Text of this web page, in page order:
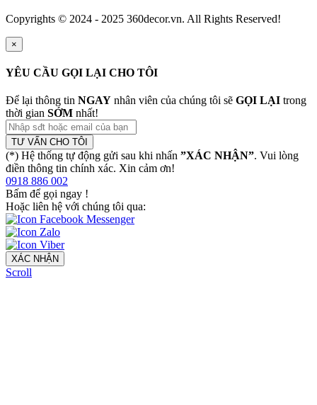
Copyrights © 2024 - 2025 360decor.vn. All Rights Reserved!
×
YÊU CẦU GỌI LẠI CHO TÔI
Để lại thông tin NGAY nhân viên của chúng tôi sẽ GỌI LẠI trong
thời gian SỚM nhất!
TƯ VẤN CHO TÔI
(*) Hệ thống tự động gửi sau khi nhấn ”XÁC NHẬN”. Vui lòng
điền thông tin chính xác. Xin cảm ơn!
0918 886 002
Bấm để gọi ngay !
Hoặc liên hệ với chúng tôi qua:
XÁC NHẬN
Scroll